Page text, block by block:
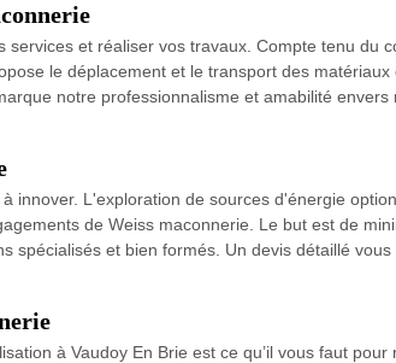
et réaliser vos travaux. Compte tenu du
le déplacement et le transport des
notre professionnalisme et amabilité
innover. L'exploration de sources d'énergie
de Weiss maconnerie. Le but est de
et bien formés. Un devis détaillé
à Vaudoy En Brie est ce qu’il vous faut